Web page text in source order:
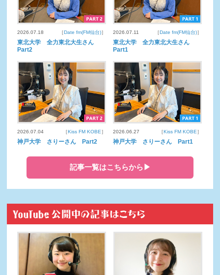
2026.07.18 ［Date fm(FM仙台)］
東北大学 全力東北大生さん
Part2
2026.07.11 ［Date fm(FM仙台)］
東北大学 全力東北大生さん
Part1
2026.07.04 ［Kiss FM KOBE］
神戸大学 さりーさん Part2
2026.06.27 ［Kiss FM KOBE］
神戸大学 さりーさん Part1
記事一覧はこちらから▶